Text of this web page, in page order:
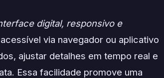
digital, responsivo e
via navegador ou aplicativo
ajustar detalhes em tempo real e
Essa facilidade promove uma